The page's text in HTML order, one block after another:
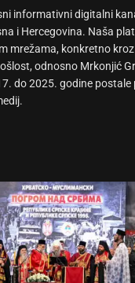
informativni digitalni
i Hercegovina. Naša
mrežama, konkretno
odnosno Mrkonjić
do 2025. godine postale